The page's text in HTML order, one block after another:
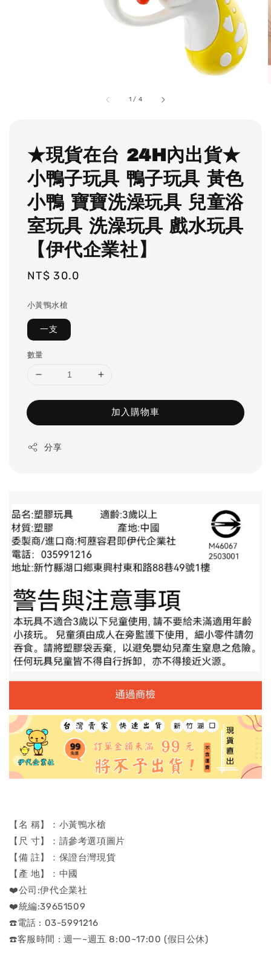
1 / 4
★現貨在台 24H內出貨★
小鴨子玩具 鴨子玩具 黃色
小鴨 寶寶洗澡玩具 兒童浴
室玩具 洗澡玩具 戲水玩具
【伊代企業社】
Regular
NT$ 30.0
小黃鴨水槍
一支
數量
加入購物車
分享
【名 稱】：小黃鴨水槍
【尺 寸】：請參考選項圖片
【備 註】：保證台灣現貨
【產 地】：中國
❤️公司:伊代企業社
❤️統編:39651509
☎️電話 : 03-5991216
☎️客服時間 : 週一~週五 8:00~17:00 (假日公休)